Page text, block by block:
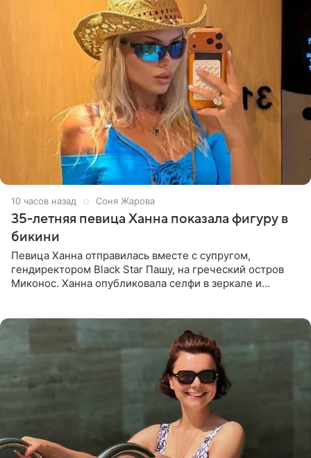
10 часов назад Соня Жарова
35-летняя певица Ханна показала фигуру в
бикини
Певица Ханна отправилась вместе с супругом,
гендиректором Black Star Пашу, на греческий остров
Миконос. Ханна опубликовала селфи в зеркале и